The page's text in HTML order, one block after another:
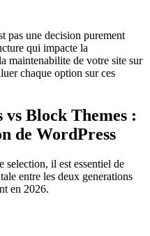
pas une decision purement
qui impacte la
maintenabilite de votre site sur
chaque option sur ces
vs Block Themes :
de WordPress
selection, il est essentiel de
entre les deux generations
en 2026.